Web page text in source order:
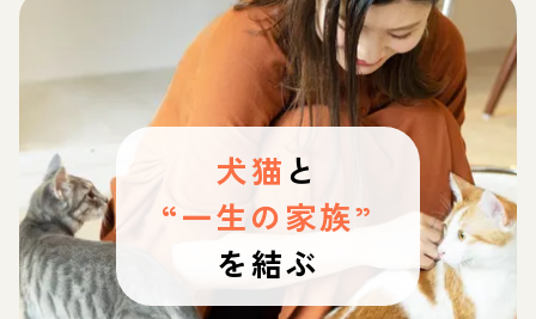
犬猫 と
“一生の家族”
を結ぶ